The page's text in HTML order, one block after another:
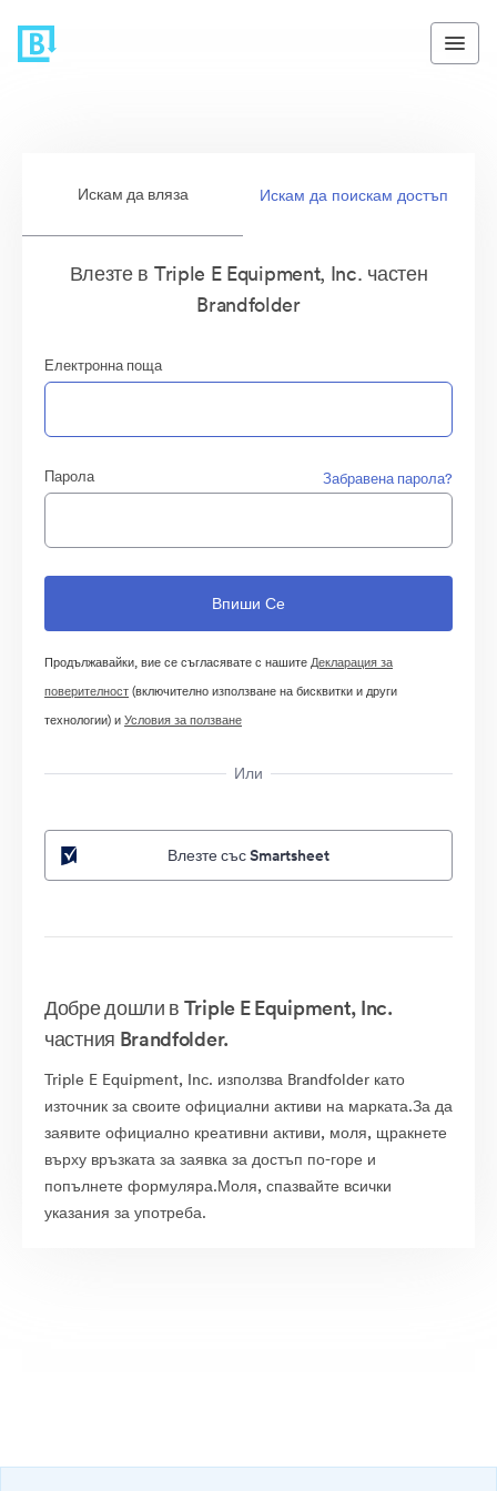
Искам да вляза Искам да поискам достъп
Влезте в Triple E Equipment, Inc. частен
Brandfolder
Електронна поща
Парола Забравена парола?
Продължавайки, вие се съгласявате с нашитеДекларация за
поверителност(включително използване на бисквитки и други
технологии) иУсловия за ползване
Или
Влезте със Smartsheet
Добре дошли в Triple E Equipment, Inc.
частния Brandfolder.
Triple E Equipment, Inc. използва Brandfolder като
източник за своите официални активи на марката.За да
заявите официално креативни активи, моля, щракнете
върху връзката за заявка за достъп по-горе и
попълнете формуляра.Моля, спазвайте всички
указания за употреба.